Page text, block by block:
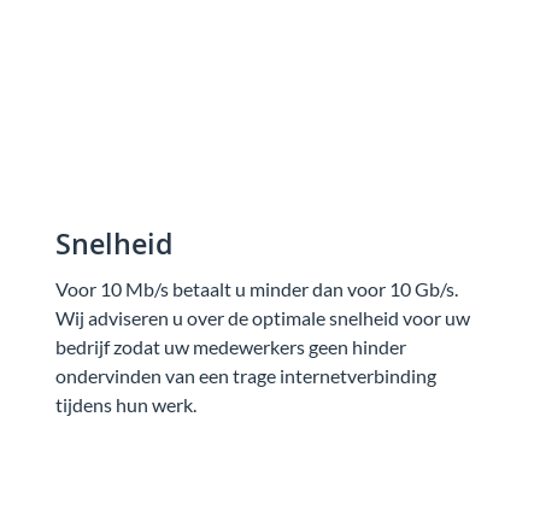
Snelheid
Voor 10 Mb/s betaalt u minder dan voor 10 Gb/s.
Wij adviseren u over de optimale snelheid voor uw
bedrijf zodat uw medewerkers geen hinder
ondervinden van een trage internetverbinding
tijdens hun werk.